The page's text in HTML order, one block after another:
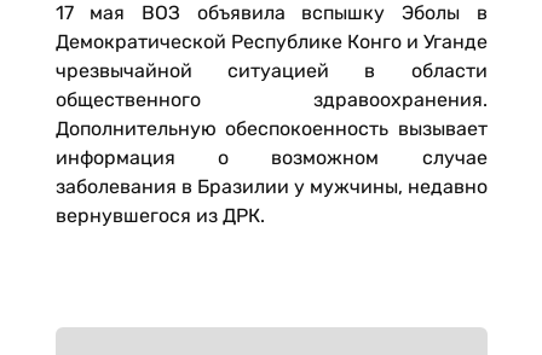
17 мая ВОЗ объявила вспышку Эболы в
Демократической Республике Конго и Уганде
чрезвычайной ситуацией в области
общественного здравоохранения.
Дополнительную обеспокоенность вызывает
информация о возможном случае
заболевания в Бразилии у мужчины, недавно
вернувшегося из ДРК.